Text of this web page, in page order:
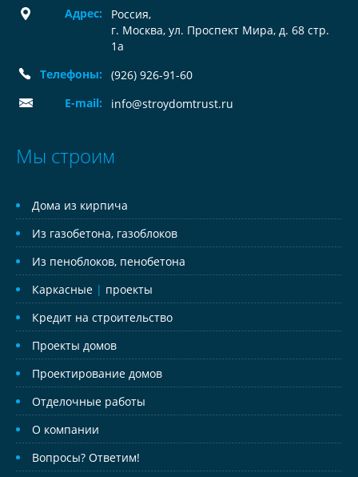
Адрес: Россия,
г. Москва, ул. Проспект Мира, д. 68 стр.
1а
Телефоны:
(926) 926-91-60
E-mail:
info@stroydomtrust.ru
Мы строим
Дома из кирпича
Из газобетона, газоблоков
Из пеноблоков, пенобетона
Каркасные | проекты
Кредит на строительство
Проекты домов
Проектирование домов
Отделочные работы
О компании
Вопросы? Ответим!